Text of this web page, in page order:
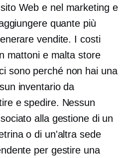
Web e nel marketing e
quante più
vendite. I costi
mattoni e malta store
sono perché non hai una
inventario da
e spedire. Nessun
alla gestione di un
o di un'altra sede
per gestire una